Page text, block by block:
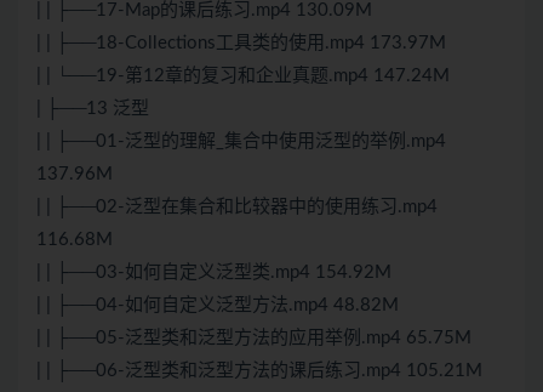
| | ├──17-Map的课后练习.mp4 130.09M
| | ├──18-Collections工具类的使用.mp4 173.97M
| | └──19-第12章的复习和企业真题.mp4 147.24M
| ├──13 泛型
| | ├──01-泛型的理解_集合中使用泛型的举例.mp4
137.96M
| | ├──02-泛型在集合和比较器中的使用练习.mp4
116.68M
| | ├──03-如何自定义泛型类.mp4 154.92M
| | ├──04-如何自定义泛型方法.mp4 48.82M
| | ├──05-泛型类和泛型方法的应用举例.mp4 65.75M
| | ├──06-泛型类和泛型方法的课后练习.mp4 105.21M